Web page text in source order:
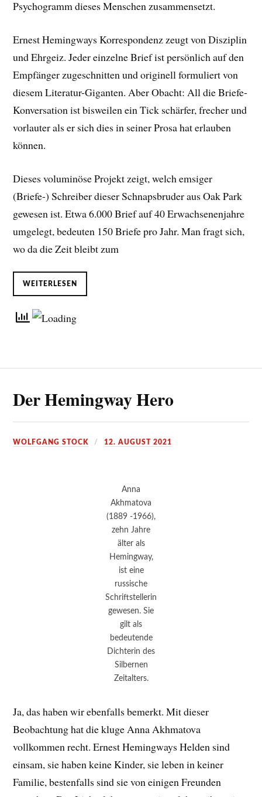
Psychogramm dieses Menschen zusammensetzt.
Ernest Hemingways Korrespondenz zeugt von Disziplin
und Ehrgeiz. Jeder einzelne Brief ist persönlich auf den
Empfänger zugeschnitten und originell formuliert von
diesem Literatur-Giganten. Aber Obacht: All die Briefe-
Konversation ist bisweilen ein Tick schärfer, frecher und
vorlauter als er sich dies in seiner Prosa hat erlauben
können.
Dieses voluminöse Projekt zeigt, welch emsiger
(Briefe-) Schreiber dieser Schnapsbruder aus Oak Park
gewesen ist. Etwa 6.000 Brief auf 40 Erwachsenenjahre
umgelegt, bedeuten 150 Briefe pro Jahr. Man fragt sich,
wo da die Zeit bleibt zum
WEITERLESEN
Der Hemingway Hero
WOLFGANG STOCK 12. AUGUST 2021
Anna
Akhmatova
(1889 -1966),
zehn Jahre
älter als
Hemingway,
ist eine
russische
Schriftstellerin
gewesen. Sie
gilt als
bedeutende
Dichterin des
Silbernen
Zeitalters.
Ja, das haben wir ebenfalls bemerkt. Mit dieser
Beobachtung hat die kluge Anna Akhmatova
vollkommen recht. Ernest Hemingways Helden sind
einsam, sie haben keine Kinder, sie leben in keiner
Familie, bestenfalls sind sie von einigen Freunden